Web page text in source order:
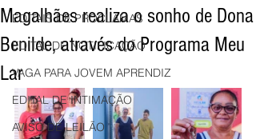
EDITAIS DE PROCLAMAS
EDITAL DE NOTIFICAÇÃO
VAGA PARA JOVEM APRENDIZ
EDITAL DE INTIMAÇÃO
AVISO DE LEILÃO
Magalhães realiza o sonho de Dona
Benilde, através do Programa Meu
Lar